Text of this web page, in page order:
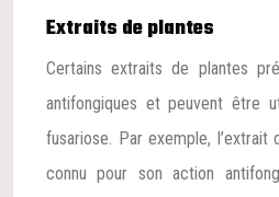
Extraits de plantes
Certains extraits de plantes
antifongiques et peuvent être
fusariose. Par exemple, l’extrait
connu pour son action